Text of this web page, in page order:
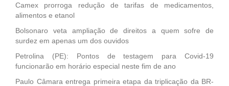
Camex prorroga redução de tarifas de medicamentos,
alimentos e etanol
Bolsonaro veta ampliação de direitos a quem sofre de
surdez em apenas um dos ouvidos
Petrolina (PE): Pontos de testagem para Covid-19
funcionarão em horário especial neste fim de ano
Paulo Câmara entrega primeira etapa da triplicação da BR-